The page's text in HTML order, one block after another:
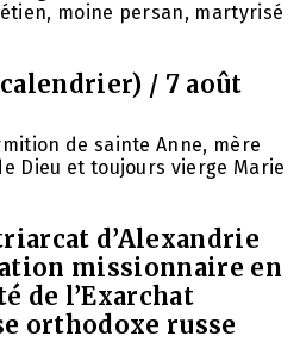
moine persan, martyrisé
/ 7 août
de sainte Anne, mère
Dieu et toujours vierge Marie
d’Alexandrie
missionnaire en
de l’Exarchat
orthodoxe russe